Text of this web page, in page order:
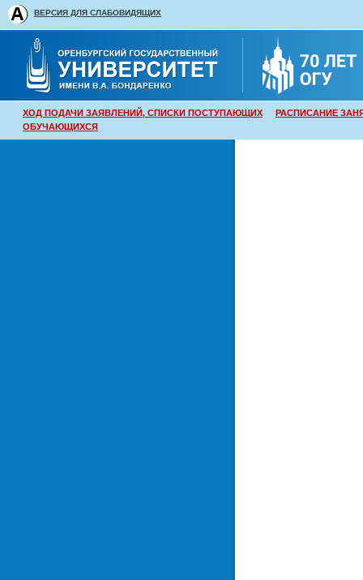
ВЕРСИЯ ДЛЯ СЛАБОВИДЯЩИХ
ХОД ПОДАЧИ ЗАЯВЛЕНИЙ, СПИСКИ ПОСТУПАЮЩИХ
РАСПИСАНИЕ
ОБУЧАЮЩИХСЯ